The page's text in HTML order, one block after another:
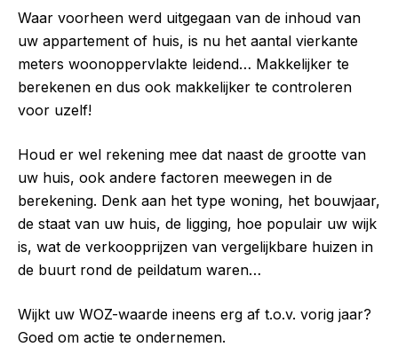
Waar voorheen werd uitgegaan van de inhoud van
uw appartement of huis, is nu het aantal vierkante
meters woonoppervlakte leidend… Makkelijker te
berekenen en dus ook makkelijker te controleren
voor uzelf!
Houd er wel rekening mee dat naast de grootte van
uw huis, ook andere factoren meewegen in de
berekening. Denk aan het type woning, het bouwjaar,
de staat van uw huis, de ligging, hoe populair uw wijk
is, wat de verkoopprijzen van vergelijkbare huizen in
de buurt rond de peildatum waren…
Wijkt uw WOZ-waarde ineens erg af t.o.v. vorig jaar?
Goed om actie te ondernemen.